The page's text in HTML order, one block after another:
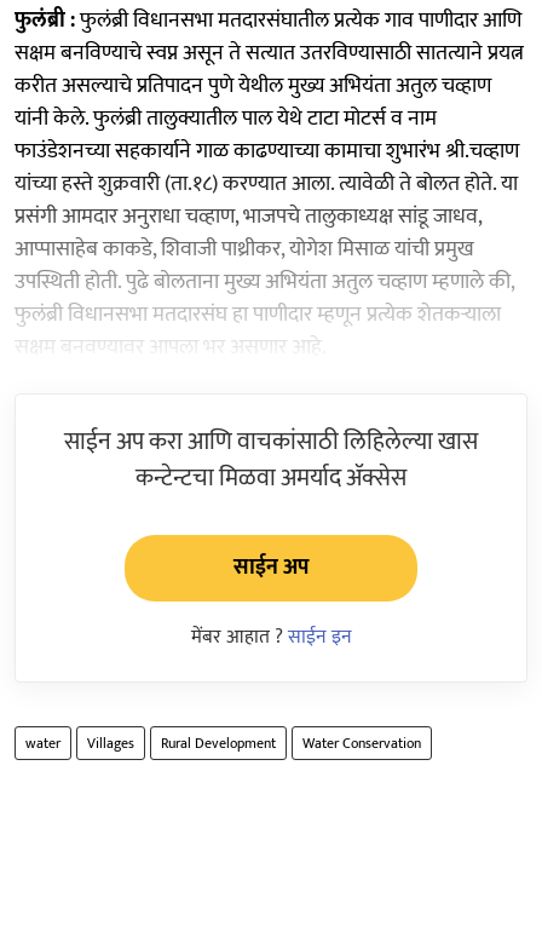
फुलंब्री :फुलंब्री विधानसभा मतदारसंघातील प्रत्येक गाव पाणीदार आणि
सक्षम बनविण्याचे स्वप्न असून ते सत्यात उतरविण्यासाठी सातत्याने प्रयत्न
करीत असल्याचे प्रतिपादन पुणे येथील मुख्य अभियंता अतुल चव्हाण
यांनी केले. फुलंब्री तालुक्यातील पाल येथे टाटा मोटर्स व नाम
फाउंडेशनच्या सहकार्याने गाळ काढण्याच्या कामाचा शुभारंभ श्री.चव्हाण
यांच्या हस्ते शुक्रवारी (ता.१८) करण्यात आला. त्यावेळी ते बोलत होते. या
प्रसंगी आमदार अनुराधा चव्हाण, भाजपचे तालुकाध्यक्ष सांडू जाधव,
आप्पासाहेब काकडे, शिवाजी पाथ्रीकर, योगेश मिसाळ यांची प्रमुख
उपस्थिती होती. पुढे बोलताना मुख्य अभियंता अतुल चव्हाण म्हणाले की,
फुलंब्री विधानसभा मतदारसंघ हा पाणीदार म्हणून प्रत्येक शेतकऱ्याला
सक्षम बनवण्यावर आपला भर असणार आहे.
साईन अप करा आणि वाचकांसाठी लिहिलेल्या खास
कन्टेन्टचा मिळवा अमर्याद ॲक्सेस
साईन अप
मेंबर आहात ?साईन इन
water Villages Rural Development Water Conservation